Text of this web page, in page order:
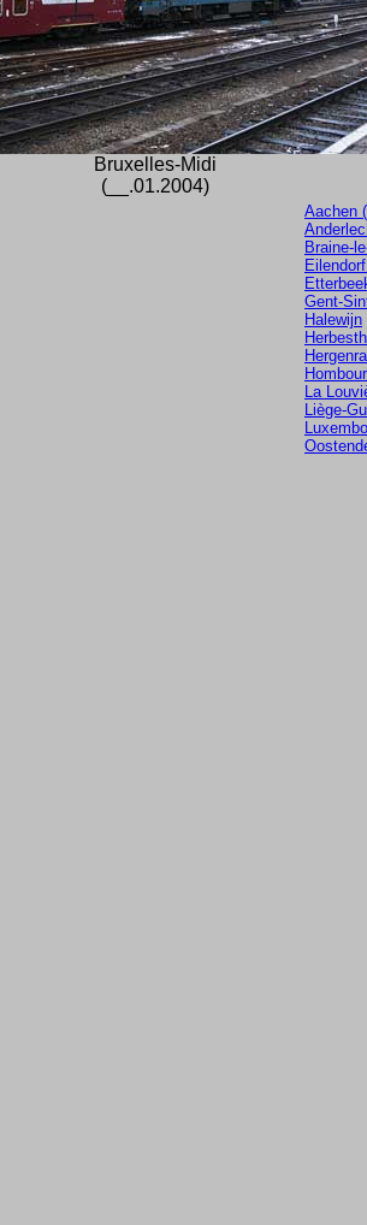
Bruxelles-Midi
(__.01.2004)
Aachen
Braine-
Gent-
Halewijn
La
Liège-